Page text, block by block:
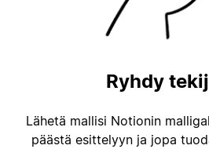
Ryhdy
Lähetä mallisi Notionin
päästä esittelyyn ja jopa